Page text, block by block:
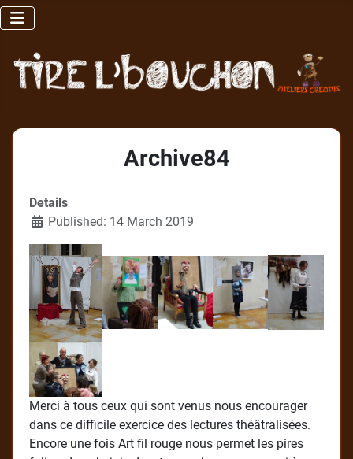
Archive84
Details
Published: 14 March 2019
Merci à tous ceux qui sont venus nous encourager
dans ce difficile exercice des lectures théâtralisées.
Encore une fois Art fil rouge nous permet les pires